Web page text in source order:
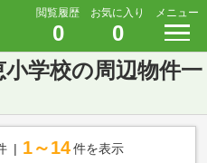
閲覧履歴
0
お気に入り
0
メニュー
学校の周辺物件一
1～14 件を表示